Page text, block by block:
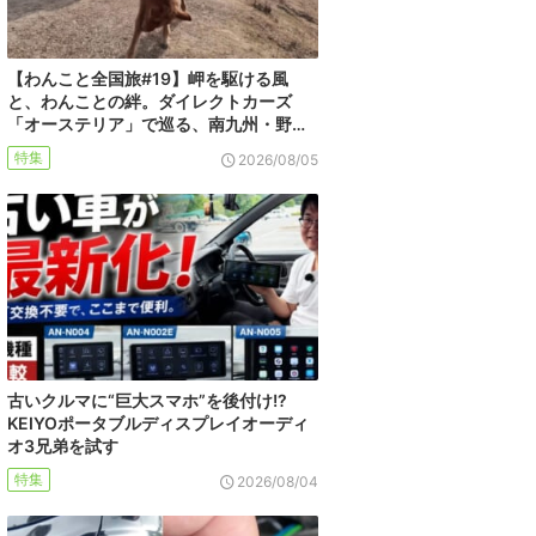
【わんこと全国旅#19】岬を駆ける風
と、わんことの絆。ダイレクトカーズ
「オーステリア」で巡る、南九州・野…
特集 2026/08/05
古いクルマに“巨大スマホ”を後付け!?
KEIYOポータブルディスプレイオーディ
オ3兄弟を試す
特集 2026/08/04